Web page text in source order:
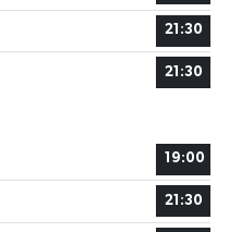
21:30
21:30
19:00
21:30